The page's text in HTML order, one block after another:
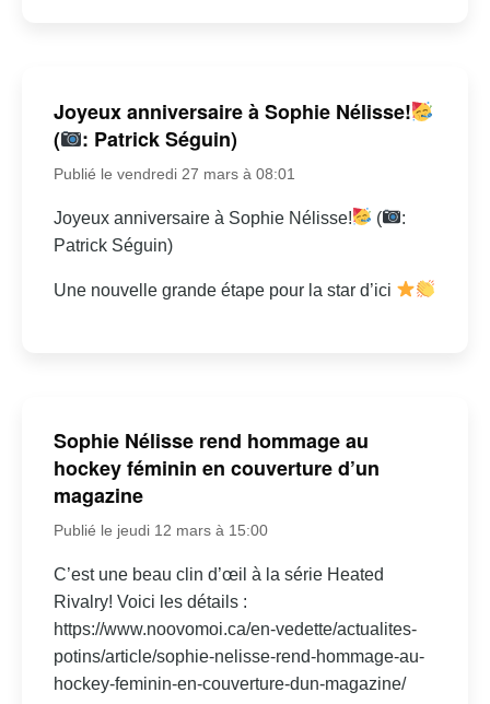
Joyeux anniversaire à Sophie Nélisse!
(
: Patrick Séguin)
Publié le vendredi 27 mars à 08:01
Joyeux anniversaire à Sophie Nélisse! (
:
Patrick Séguin)
Une nouvelle grande étape pour la star d’ici
Sophie Nélisse rend hommage au
hockey féminin en couverture d’un
magazine
Publié le jeudi 12 mars à 15:00
C’est une beau clin d’œil à la série Heated
Rivalry! Voici les détails :
https://www.noovomoi.ca/en-vedette/actualites-
potins/article/sophie-nelisse-rend-hommage-au-
hockey-feminin-en-couverture-dun-magazine/